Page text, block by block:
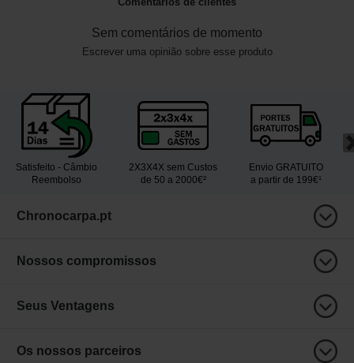
Sem comentários de momento
Escrever uma opinião sobre esse produto
Satisfeito - Câmbio
Reembolso
2X3X4X sem Custos
de 50 a 2000€²
Envio GRATUITO
a partir de 199€¹
Chronocarpa.pt
Nossos compromissos
Seus Ventagens
Os nossos parceiros